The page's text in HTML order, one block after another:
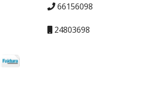
66156098
24803698